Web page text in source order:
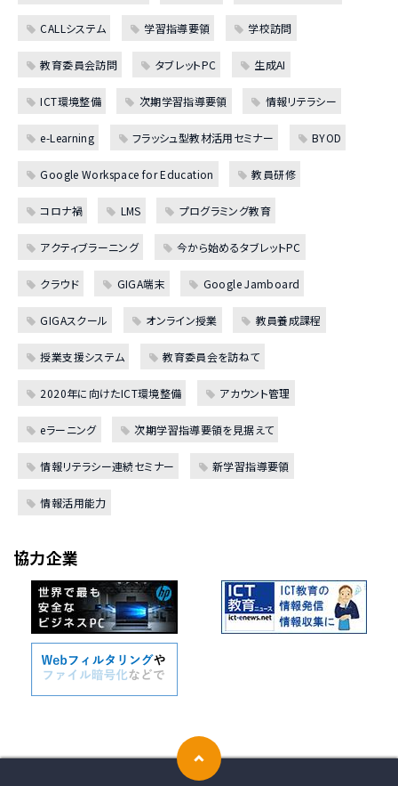
CALLシステム 学習指導要領 学校訪問
教育委員会訪問 タブレットPC 生成AI
ICT環境整備 次期学習指導要領 情報リテラシー
e-Learning フラッシュ型教材活用セミナー BYOD
Google Workspace for Education 教員研修
コロナ禍 LMS プログラミング教育
アクティブラーニング 今から始めるタブレットPC
クラウド GIGA端末 Google Jamboard
GIGAスクール オンライン授業 教員養成課程
授業支援システム 教育委員会を訪ねて
2020年に向けたICT環境整備 アカウント管理
eラーニング 次期学習指導要領を見据えて
情報リテラシー連続セミナー 新学習指導要領
情報活用能力
協力企業